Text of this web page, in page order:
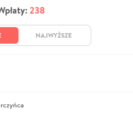
238
NAJWYŻSZE